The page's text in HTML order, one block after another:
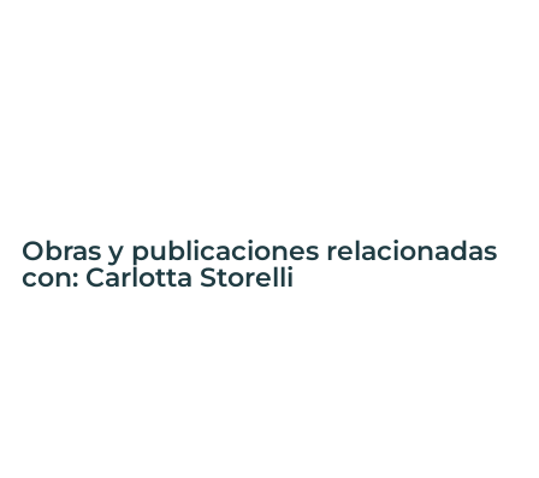
Obras y publicaciones relacionadas
con: Carlotta Storelli